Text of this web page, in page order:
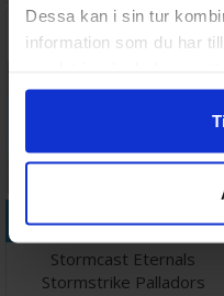
Dessa kan i sin tur
information som du har
Köp
Stormcast Eternals
Stormstrike Palladors